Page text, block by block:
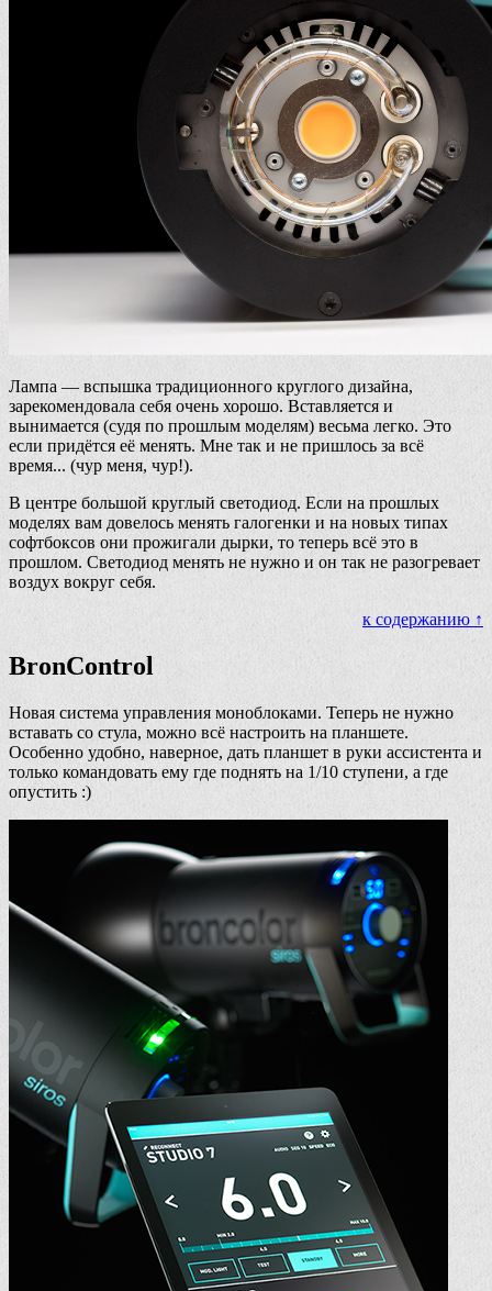
Лампа — вспышка традиционного круглого дизайна,
зарекомендовала себя очень хорошо. Вставляется и
вынимается (судя по прошлым моделям) весьма легко. Это
если придётся её менять. Мне так и не пришлось за всё
время... (чур меня, чур!).
В центре большой круглый светодиод. Если на прошлых
моделях вам довелось менять галогенки и на новых типах
софтбоксов они прожигали дырки, то теперь всё это в
прошлом. Светодиод менять не нужно и он так не разогревает
воздух вокруг себя.
к содержанию ↑
BronControl
Новая система управления моноблоками. Теперь не нужно
вставать со стула, можно всё настроить на планшете.
Особенно удобно, наверное, дать планшет в руки ассистента и
только командовать ему где поднять на 1/10 ступени, а где
опустить :)